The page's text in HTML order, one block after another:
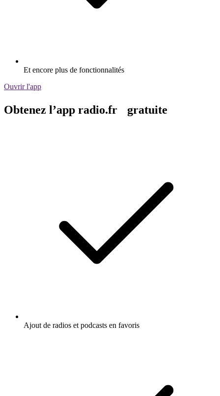
Et encore plus de fonctionnalités
Ouvrir l'app
Obtenez l’app radio.fr gratuite
Ajout de radios et podcasts en favoris